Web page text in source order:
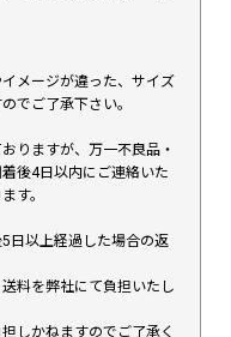
メージが違った、サイズ
でご了承下さい。
りますが、万一不良品・
後4日以内にご連絡いた
す。
日以上経過した場合の返
料を弊社にて負担いたし
しかねますのでご了承く